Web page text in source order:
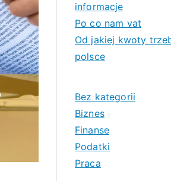
informacje
Po co nam vat
Od jakiej kwoty
polsce
Bez kategorii
Biznes
Finanse
Podatki
Praca